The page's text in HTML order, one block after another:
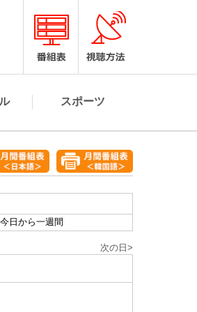
スポーツ
今日から一週間
次の日